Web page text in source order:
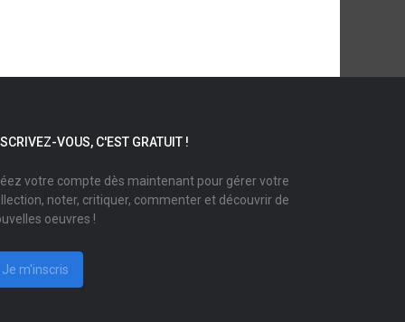
VOUS, C'EST GRATUIT !
votre compte dès maintenant pour gérer votre
noter, critiquer, commenter et découvrir de
oeuvres !
Je m'inscris